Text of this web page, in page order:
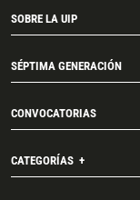
SOBRE LA UIP
SÉPTIMA GENERACIÓN
CONVOCATORIAS
CATEGORÍAS